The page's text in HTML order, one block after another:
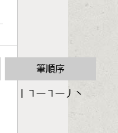
筆順序
丨㇕一㇕一丿丶